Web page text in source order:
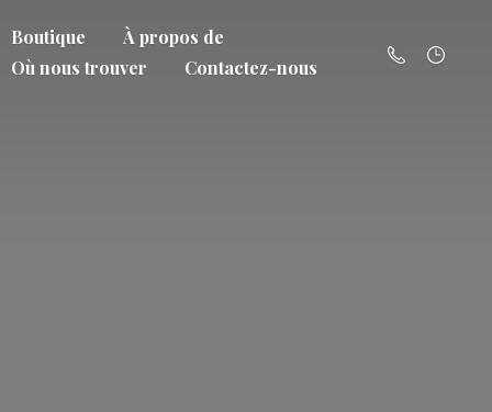
Boutique
À propos de
Où nous trouver
Contactez-nous